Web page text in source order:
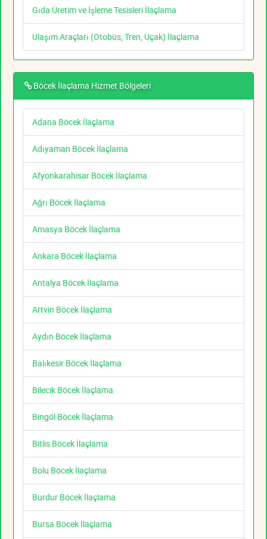
Gıda Üretim ve İşleme Tesisleri İlaçlama
Ulaşım Araçları (Otobüs, Tren, Uçak) İlaçlama
Böcek İlaçlama Hizmet Bölgeleri
Adana Böcek İlaçlama
Adıyaman Böcek İlaçlama
Afyonkarahisar Böcek İlaçlama
Ağrı Böcek İlaçlama
Amasya Böcek İlaçlama
Ankara Böcek İlaçlama
Antalya Böcek İlaçlama
Artvin Böcek İlaçlama
Aydın Böcek İlaçlama
Balıkesir Böcek İlaçlama
Bilecik Böcek İlaçlama
Bingöl Böcek İlaçlama
Bitlis Böcek İlaçlama
Bolu Böcek İlaçlama
Burdur Böcek İlaçlama
Bursa Böcek İlaçlama